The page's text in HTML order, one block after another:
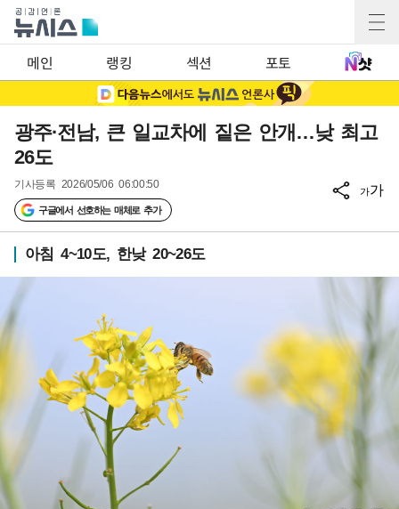
메인 랭킹 섹션 포토
광주·전남, 큰 일교차에 짙은 안개…낮 최고
26도
기사등록 2026/05/06 06:00:50
구글에서 선호하는 매체로 추가
가가
아침 4~10도, 한낮 20~26도